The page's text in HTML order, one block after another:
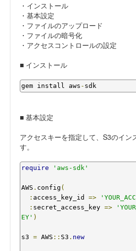
・インストール
・基本設定
・ファイルのアップロード
・ファイルの暗号化
・アクセスコントロールの設定
■ インストール
gem install aws - sdk
■ 基本設定
アクセスキーを指定して、S3のイン
す。
require 'aws-sdk'
AWS . config (
: access_key_id =>
: secret_access_key =>
EY' )
s3 = AWS :: S3 . new